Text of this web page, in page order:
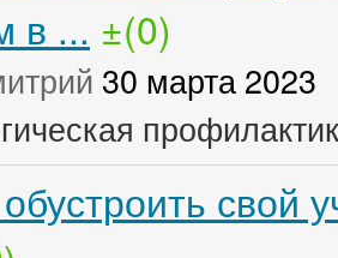
в ... ±(0)
30 марта 2023
свой